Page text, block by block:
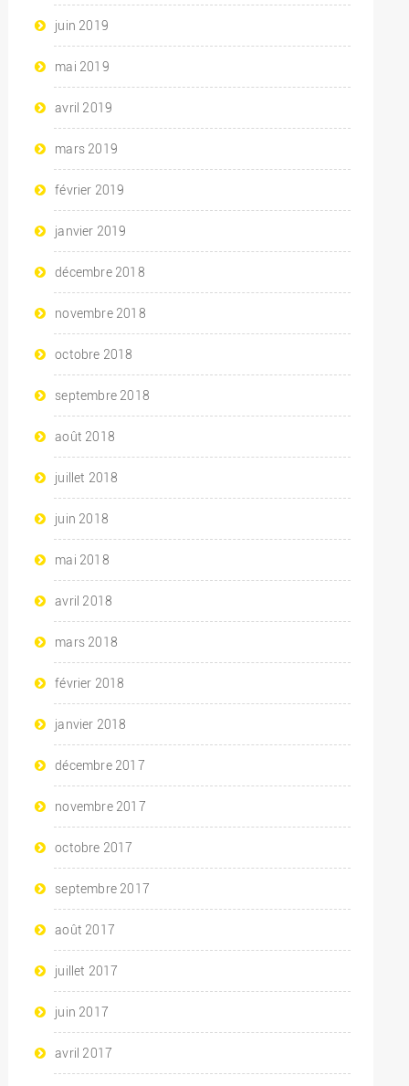
juin 2019
mai 2019
avril 2019
mars 2019
février 2019
janvier 2019
décembre 2018
novembre 2018
octobre 2018
septembre 2018
août 2018
juillet 2018
juin 2018
mai 2018
avril 2018
mars 2018
février 2018
janvier 2018
décembre 2017
novembre 2017
octobre 2017
septembre 2017
août 2017
juillet 2017
juin 2017
avril 2017